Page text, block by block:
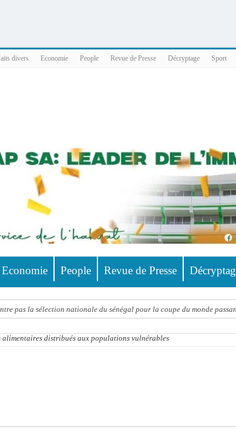
divers Economie People Revue de Presse Décryptage Sport
Economie People Revue de Presse
pas la sélection nationale du sénégal pour la coupe du monde
alimentaires distribués aux populations vulnérables